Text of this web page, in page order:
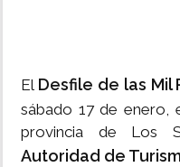
El Desfile de las Mil
sábado 17 de enero,
provincia de Los
Autoridad de